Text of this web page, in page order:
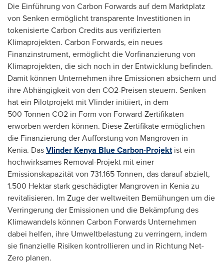
Die Einführung von Carbon Forwards auf dem Marktplatz
von Senken ermöglicht transparente Investitionen in
tokenisierte Carbon Credits aus verifizierten
Klimaprojekten. Carbon Forwards, ein neues
Finanzinstrument, ermöglicht die Vorfinanzierung von
Klimaprojekten, die sich noch in der Entwicklung befinden.
Damit können Unternehmen ihre Emissionen absichern und
ihre Abhängigkeit von den CO2-Preisen steuern. Senken
hat ein Pilotprojekt mit Vlinder initiiert, in dem
500 Tonnen CO2 in Form von Forward-Zertifikaten
erworben werden können. Diese Zertifikate ermöglichen
die Finanzierung der Aufforstung von Mangroven in
Kenia. DasVlinder Kenya Blue Carbon-Projektist ein
hochwirksames Removal-Projekt mit einer
Emissionskapazität von 731.165 Tonnen, das darauf abzielt,
1.500 Hektar stark geschädigter Mangroven in Kenia zu
revitalisieren. Im Zuge derweltweiten Bemühungen um die
Verringerung der Emissionen und die Bekämpfung des
Klimawandels können Carbon Forwards Unternehmen
dabei helfen, ihre Umweltbelastung zu verringern, indem
sie finanzielle Risiken kontrollieren und in Richtung Net-
Zero planen.